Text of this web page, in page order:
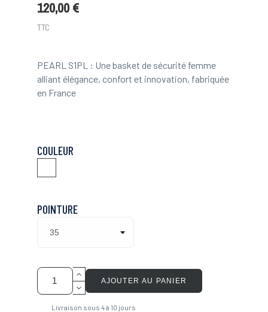
120,00 €
TTC
PEARL S1PL : Une basket de sécurité femme
alliant élégance, confort et innovation, fabriquée
en France
COULEUR
POINTURE
AJOUTER AU PANIER
Livraison sous 4 à 10 jours